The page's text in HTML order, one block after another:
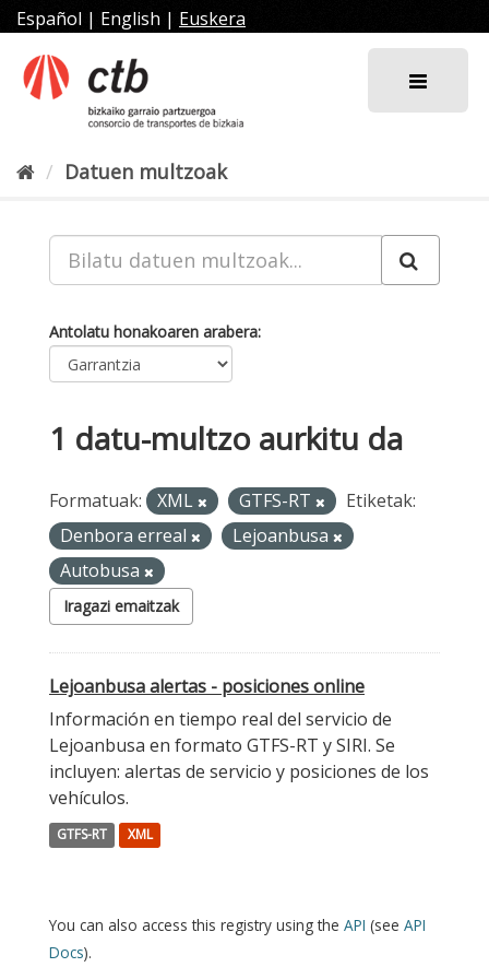
Joan
edukira
Español | English | Euskera
Datuen multzoak
Antolatu honakoaren arabera
1 datu-multzo aurkitu da
Formatuak: XML GTFS-RT
Etiketak:
Denbora erreal
Lejoanbusa
Autobusa
Iragazi emaitzak
Lejoanbusa alertas - posiciones online
Información en tiempo real del servicio de
Lejoanbusa en formato GTFS-RT y SIRI. Se
incluyen: alertas de servicio y posiciones de los
vehículos.
GTFS-RT XML
You can also access this registry using the API (see API
Docs).